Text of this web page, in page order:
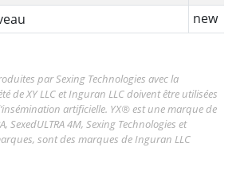
new
par Sexing Technologies avec la
de XY LLC et Inguran LLC doivent être utilisées
artificielle. YX® est une marque de
SexedULTRA 4M, Sexing Technologies et
sont des marques de Inguran LLC